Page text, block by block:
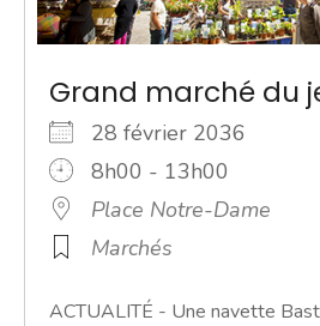
Grand marché du
28 février 2036
8h00 - 13h00
Place Notre-Dame
Marchés
ACTUALITÉ - Une navette